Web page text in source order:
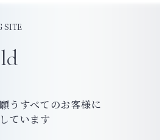
SITE
うすべてのお客様に
ています